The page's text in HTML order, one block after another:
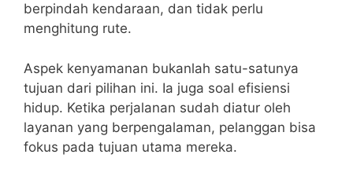
berpindah kendaraan, dan tidak perlu
menghitung rute.
Aspek kenyamanan bukanlah satu-satunya
tujuan dari pilihan ini. Ia juga soal efisiensi
hidup. Ketika perjalanan sudah diatur oleh
layanan yang berpengalaman, pelanggan bisa
fokus pada tujuan utama mereka.